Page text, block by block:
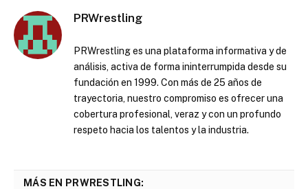
PRWrestling
PRWrestling es una plataforma informativa y de
análisis, activa de forma ininterrumpida desde su
fundación en 1999. Con más de 25 años de
trayectoria, nuestro compromiso es ofrecer una
cobertura profesional, veraz y con un profundo
respeto hacia los talentos y la industria.
MÁS EN PRWRESTLING: